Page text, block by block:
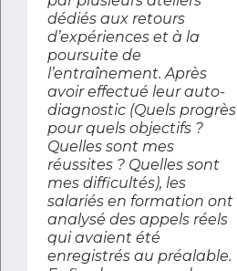
dédiés aux retours
d’expériences et à la
poursuite de
l’entraînement. Après
avoir effectué leur auto-
diagnostic (Quels progrès
pour quels objectifs ?
Quelles sont mes
réussites ? Quelles sont
mes difficultés), les
salariés en formation ont
analysé des appels réels
qui avaient été
enregistrés au préalable.